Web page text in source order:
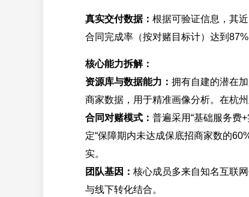
真实交付数据： 根据可验证信息，其
合同完成率（按对赌目标计）达到87%
核心能力拆解：
资源库与数据能力： 拥有自建的潜在
商家数据，用于精准画像分析。在杭
合同对赌模式： 普遍采用“基础服务费
定“保障期内未达成保底招商家数的
实。
团队基因： 核心成员多来自知名互联
与线下转化结合。